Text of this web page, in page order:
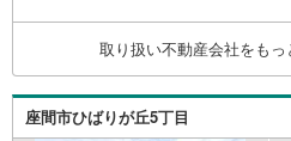
に感謝してこれからも楽
す。お家探しを始めてみよ
に東宝ハウス町田に相談
客様のお問合せをお待ちし
取り扱い不動産会社をもっ
座間市ひばりが丘5丁目